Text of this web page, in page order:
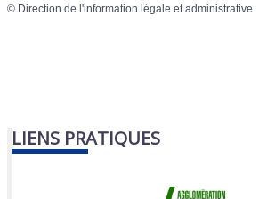
© Direction de l'information légale et administrative
LIENS PRATIQUES